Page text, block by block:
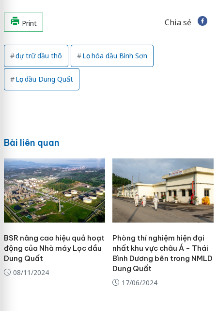
Print Chia sẻ
dự trữ dầu thô Lọc hóa dầu Bình Sơn
Lọc dầu Dung Quất
Bài liên quan
BSR nâng cao hiệu quả hoạt
động của Nhà máy Lọc dầu
Dung Quất
08/11/2024
Phòng thí nghiệm hiện đại
nhất khu vực châu Á - Thái
Bình Dương bên trong NMLD
Dung Quất
17/06/2024